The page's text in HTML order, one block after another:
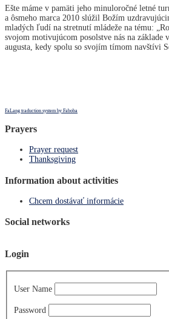
Ešte máme v pamäti jeho minuloročné letné
a ôsmeho marca 2010 slúžil Božím
mladých ľudí na stretnutí mládeže na tému:
svojom motivujúcom posolstve nás na
augusta, kedy spolu so svojím tímom navštívi
FaLang traduction system by Faboba
Prayers
Prayer request
Thanksgiving
Information about activities
Chcem dostávať informácie
Social networks
Login
User Name
Password